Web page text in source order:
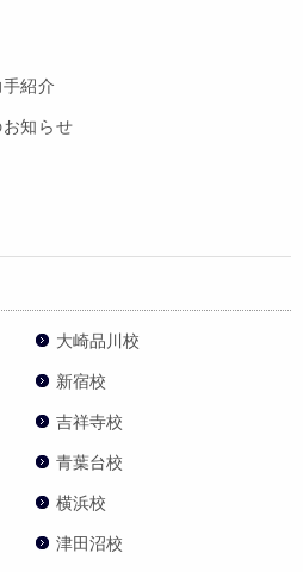
紹介
知らせ
大崎品川校
新宿校
吉祥寺校
青葉台校
横浜校
津田沼校